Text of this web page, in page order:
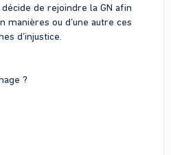
de rejoindre la GN afin
manières ou d’une autre ces
d’injustice.
?